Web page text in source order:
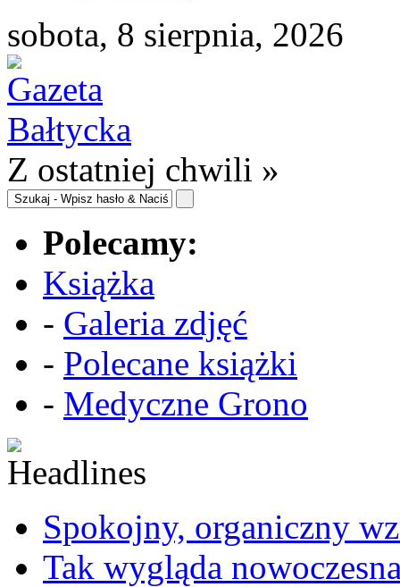
sobota, 8 sierpnia, 2026
Z ostatniej chwili »
Polecamy:
Książka
- Galeria zdjęć
- Polecane książki
- Medyczne Grono
Spokojny, organiczny
Tak wygląda